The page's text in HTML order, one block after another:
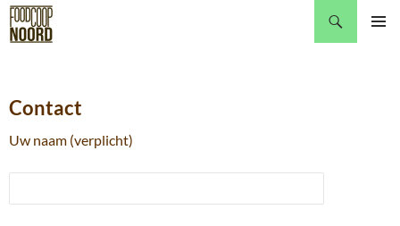
Zoeken
GA
Contact
Uw naam (verplicht)